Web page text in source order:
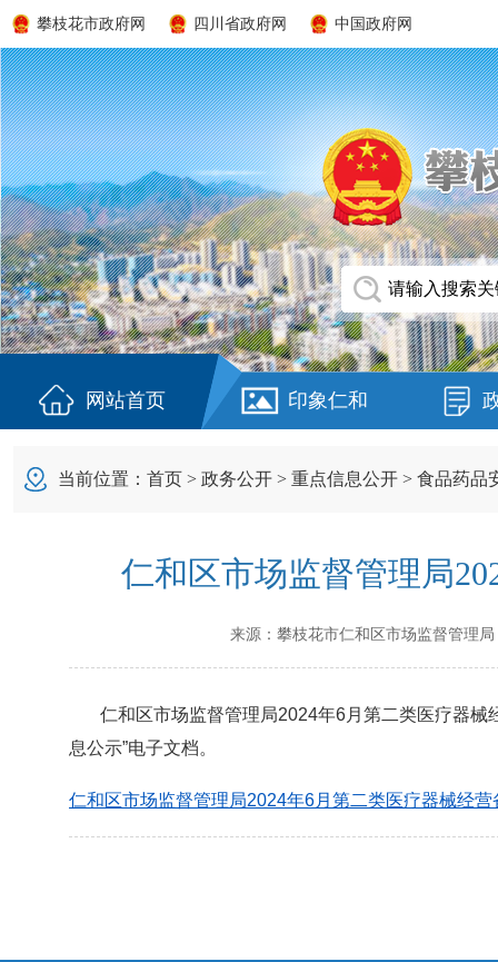
攀枝花市政府网 四川省政府网 中国政府网
网站首页 印象仁和
当前位置： 首页 > 政务公开 > 重点信息公开 > 食品药品
仁和区市场监督管理局
来源： 攀枝花市仁和区市场监督管理局
仁和区市场监督管理局2024年6月第二类医疗器械
息公示”电子文档。
仁和区市场监督管理局2024年6月第二类医疗器械经